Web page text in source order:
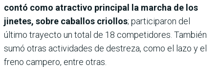
contó como atractivo principal la marcha de los
jinetes, sobre caballos criollos; participaron del
último trayecto un total de 18 competidores. También
sumó otras actividades de destreza, como el lazo y el
freno campero, entre otras.